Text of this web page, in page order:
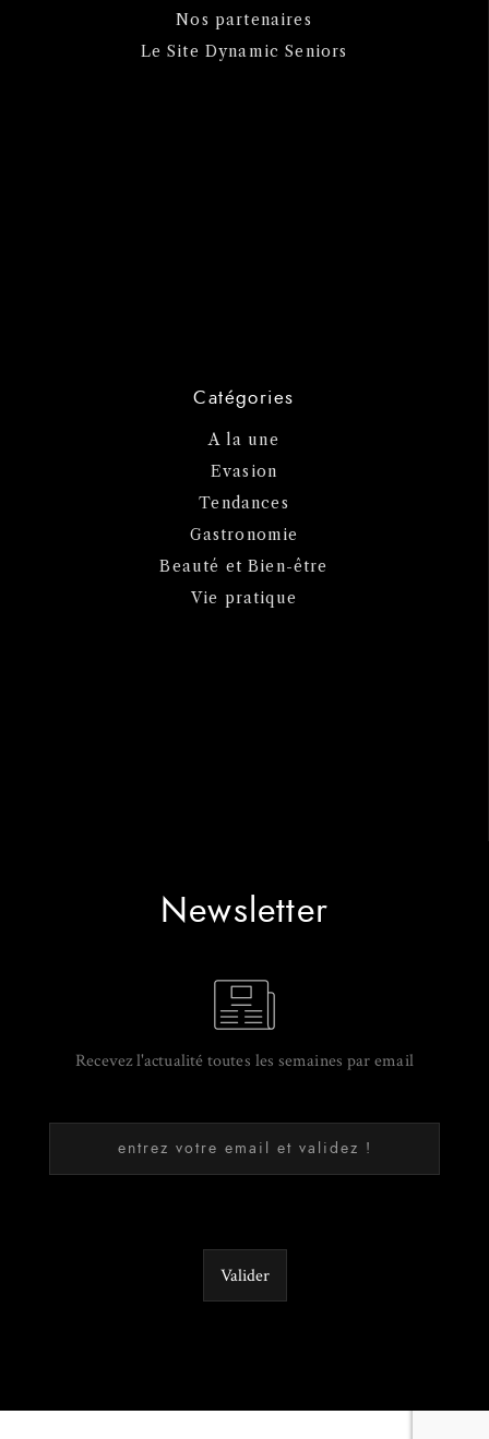
Nos partenaires
Le Site Dynamic Seniors
Catégories
A la une
Evasion
Tendances
Gastronomie
Beauté et Bien-être
Vie pratique
Newsletter
Recevez l'actualité toutes les semaines par email